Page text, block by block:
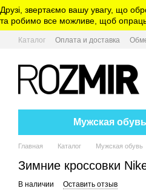
Перейти к основному контенту
Друзі, звертаємо вашу увагу, що
та робимо все можливе, щоб
Каталог Оплата и доставка
Мужская обувь
Главная Каталог Мужская обувь
Зимние кроссовки
В наличии Оставить отзыв